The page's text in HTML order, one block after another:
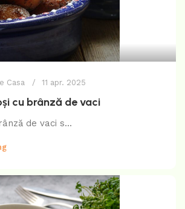
Casa 11 apr. 2025
cu brânză de vaci
de vaci s...